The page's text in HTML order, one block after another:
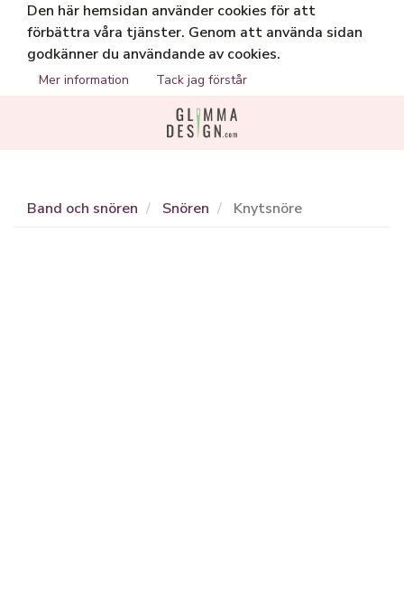
Den här hemsidan använder cookies för att
förbättra våra tjänster. Genom att använda sidan
godkänner du användande av cookies.
Mer information Tack jag förstår
Band och snören Snören Knytsnöre